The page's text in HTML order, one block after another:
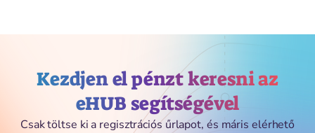
Kezdjen el pénzt keresni az
eHUB segítségével
Csak töltse ki a regisztrációs űrlapot, és máris elérhető